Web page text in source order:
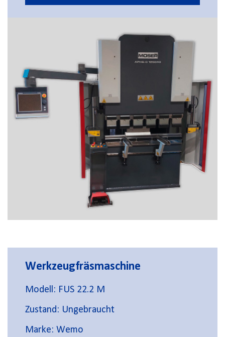
Werkzeugfräsmaschine
Modell: FUS 22.2 M
Zustand: Ungebraucht
Marke: Wemo